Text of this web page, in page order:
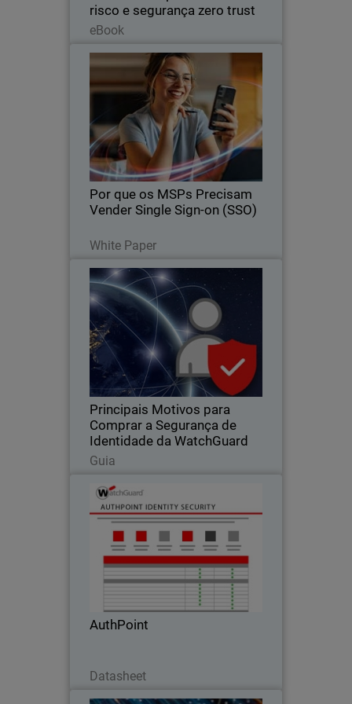
risco e segurança zero trust
eBook
Leia agora
Thumbnail
Por que os MSPs Precisam
Vender Single Sign-on (SSO)
White Paper
Por que os MSPs Precisam
Vender Single Sign-on (SSO)
A autenticação com single sign-on pode
ajudar os MSPs a se tornarem líderes
no fornecimento de serviços de
segurança de identidade.
Thumbnail
Principais Motivos para
Comprar a Segurança de
Identidade da WatchGuard
Guia
Principais Motivos para
Comprar a Segurança de
Identidade da WatchGuard
Body
A solução AuthPoint Identity Security
inclui a nossa premiada solução de
MFA, recursos avançados de geração
de senhas e cofres de senhas seguros
Leia agora
AuthPoint
Datasheet
Mantenha os criminosos fora de sua
rede com o AuthPoint